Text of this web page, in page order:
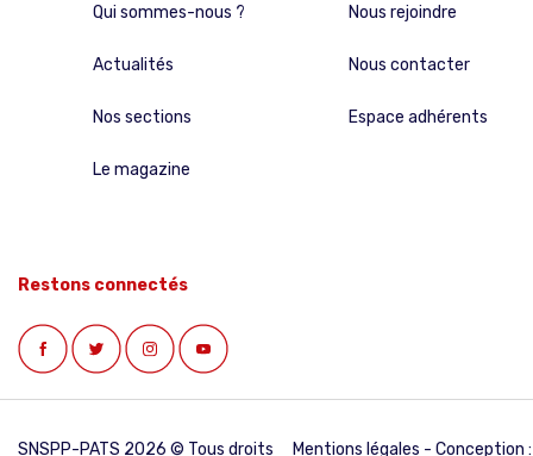
Qui sommes-nous ?
Actualités
Nos sections
Le magazine
Nous rejoindre
Nous contacter
Espace adhérents
Restons connectés
SNSPP-PATS 2026 © Tous droits Mentions légales - Conception :